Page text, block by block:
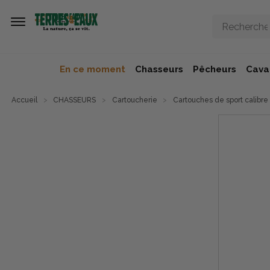
En ce moment Chasseurs Pêcheurs
Accueil CHASSEURS Cartoucherie Cartouches de sport